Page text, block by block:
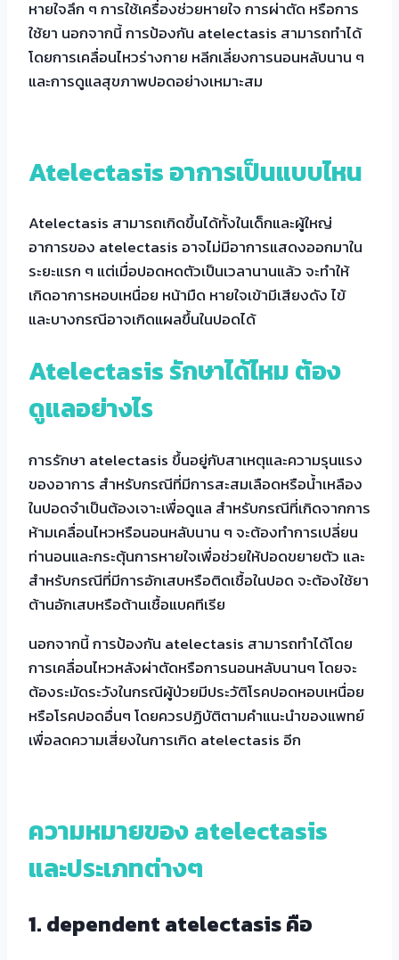
หายใจลึก ๆ การใช้เครื่องช่วยหายใจ การผ่าตัด หรือการ
ใช้ยา นอกจากนี้ การป้องกัน atelectasis สามารถทำได้
โดยการเคลื่อนไหวร่างกาย หลีกเลี่ยงการนอนหลับนาน ๆ
และการดูแลสุขภาพปอดอย่างเหมาะสม
Atelectasis อาการเป็นแบบไหน
Atelectasis สามารถเกิดขึ้นได้ทั้งในเด็กและผู้ใหญ่
อาการของ atelectasis อาจไม่มีอาการแสดงออกมาใน
ระยะแรก ๆ แต่เมื่อปอดหดตัวเป็นเวลานานแล้ว จะทำให้
เกิดอาการหอบเหนื่อย หน้ามืด หายใจเข้ามีเสียงดัง ไข้
และบางกรณีอาจเกิดแผลขึ้นในปอดได้
Atelectasis รักษาได้ไหม ต้อง
ดูแลอย่างไร
การรักษา atelectasis ขึ้นอยู่กับสาเหตุและความรุนแรง
ของอาการ สำหรับกรณีที่มีการสะสมเลือดหรือน้ำเหลือง
ในปอดจำเป็นต้องเจาะเพื่อดูแล สำหรับกรณีที่เกิดจากการ
ห้ามเคลื่อนไหวหรือนอนหลับนาน ๆ จะต้องทำการเปลี่ยน
ท่านอนและกระตุ้นการหายใจเพื่อช่วยให้ปอดขยายตัว และ
สำหรับกรณีที่มีการอักเสบหรือติดเชื้อในปอด จะต้องใช้ยา
ต้านอักเสบหรือต้านเชื้อแบคทีเรีย
นอกจากนี้ การป้องกัน atelectasis สามารถทำได้โดย
การเคลื่อนไหวหลังผ่าตัดหรือการนอนหลับนานๆ โดยจะ
ต้องระมัดระวังในกรณีผู้ป่วยมีประวัติโรคปอดหอบเหนื่อย
หรือโรคปอดอื่นๆ โดยควรปฏิบัติตามคำแนะนำของแพทย์
เพื่อลดความเสี่ยงในการเกิด atelectasis อีก
ความหมายของ atelectasis
และประเภทต่างๆ
1. dependent atelectasis คือ